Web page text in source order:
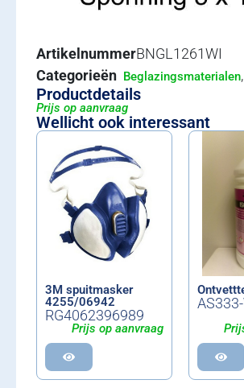
ArtikelnummerBNGL1261WI
Categorieën Beglazingsmaterialen,
Productdetails
Prijs op aanvraag
Wellicht ook interessant
3M spuitmasker
4255/06942
RG4062396989
Prijs op aanvraag